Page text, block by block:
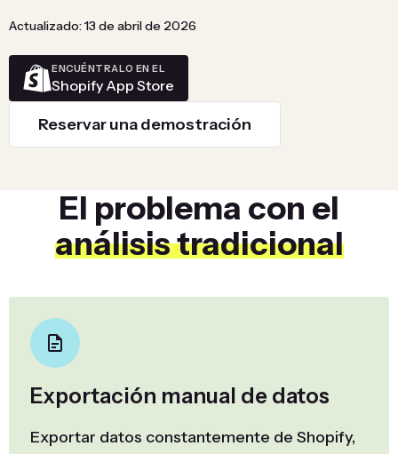
Actualizado: 13 de abril de 2026
ENCUÉNTRALO EN EL
Shopify App Store
Reservar una demostración
El problema con el
análisis tradicional
Exportación manual de datos
Exportar datos constantemente de Shopify,